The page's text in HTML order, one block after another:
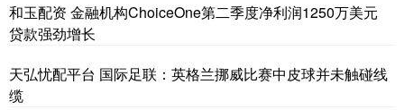
和玉配资 金融机构ChoiceOne第二季度净利润1250万美元
贷款强劲增长
天弘忧配平台 国际足联：英格兰挪威比赛中皮球并未触碰线
缆